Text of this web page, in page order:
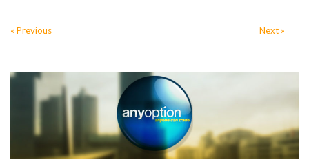
« Previous Next »